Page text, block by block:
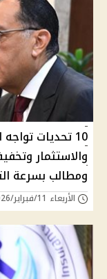
10 تحديات
والاستثمار
ومطالب بسرعة
الأربعاء 11/فبراير/2026 - 10:40 ص